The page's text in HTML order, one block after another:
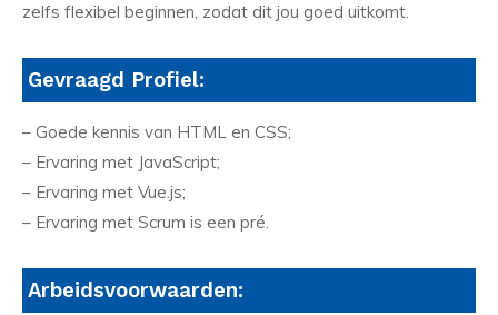
zelfs flexibel beginnen, zodat dit jou goed uitkomt.
Gevraagd Profiel:
– Goede kennis van HTML en CSS;
– Ervaring met JavaScript;
– Ervaring met Vue.js;
– Ervaring met Scrum is een pré.
Arbeidsvoorwaarden: